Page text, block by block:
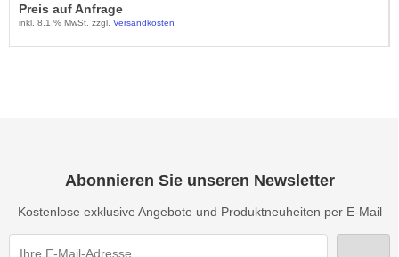
Preis auf Anfrage
inkl. 8.1 % MwSt. zzgl. Versandkosten
Abonnieren Sie unseren Newsletter
Kostenlose exklusive Angebote und Produktneuheiten per E-Mail